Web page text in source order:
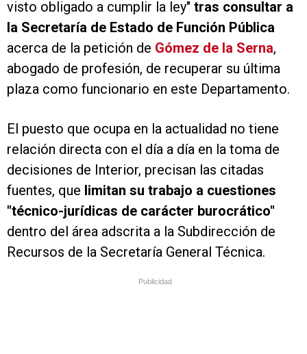
visto obligado a cumplir la ley" tras consultar a
la Secretaría de Estado de Función Pública
acerca de la petición de Gómez de la Serna,
abogado de profesión, de recuperar su última
plaza como funcionario en este Departamento.
El puesto que ocupa en la actualidad no tiene
relación directa con el día a día en la toma de
decisiones de Interior, precisan las citadas
fuentes, que limitan su trabajo a cuestiones
"técnico-jurídicas de carácter burocrático"
dentro del área adscrita a la Subdirección de
Recursos de la Secretaría General Técnica.
Publicidad